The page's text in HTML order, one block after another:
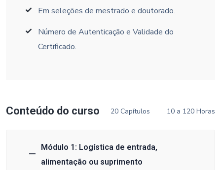
Em seleções de mestrado e doutorado.
Número de Autenticação e Validade do
Certificado.
Conteúdo do curso 20 Capítulos 10 a 120 Horas
Módulo 1: Logística de entrada,
alimentação ou suprimento